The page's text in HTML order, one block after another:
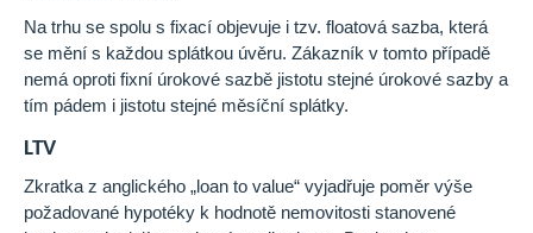
Na trhu se spolu s fixací objevuje i tzv. floatová sazba, která
se mění s každou splátkou úvěru. Zákazník v tomto případě
nemá oproti fixní úrokové sazbě jistotu stejné úrokové sazby a
tím pádem i jistotu stejné měsíční splátky.
LTV
Zkratka z anglického „loan to value“ vyjadřuje poměr výše
požadované hypotéky k hodnotě nemovitosti stanovené